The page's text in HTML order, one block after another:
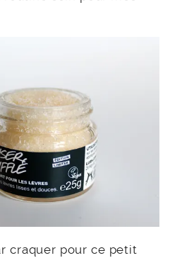
craquer pour ce petit